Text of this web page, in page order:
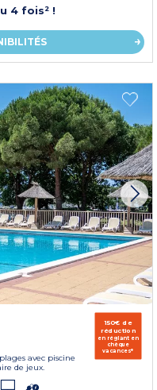
4 fois² !
avec piscine
de jeux.
150€ de
réduction
en réglant en
chèque
vacances*